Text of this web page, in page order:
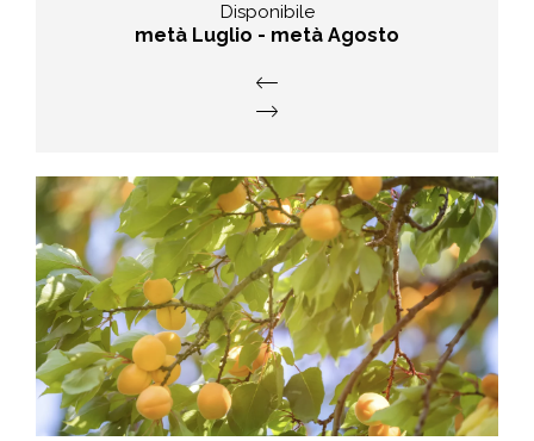
Disponibile
metà Luglio - metà Agosto